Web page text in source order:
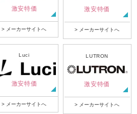
激安特価
> メーカーサイトへ
激安特価
> メーカーサイトへ
Luci
激安特価
> メーカーサイトへ
LUTRON
激安特価
> メーカーサイトへ